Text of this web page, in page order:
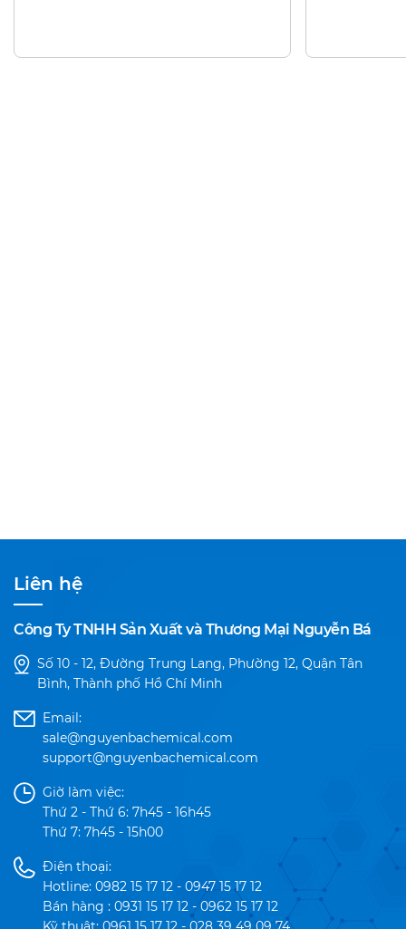
Liên hệ
Công Ty TNHH Sản Xuất và Thương Mại Nguyễn Bá
Số 10 - 12, Đường Trung Lang, Phường 12, Quận Tân
Bình, Thành phố Hồ Chí Minh
Email:
sale@nguyenbachemical.com
support@nguyenbachemical.com
Giờ làm việc:
Thứ 2 - Thứ 6: 7h45 - 16h45
Thứ 7: 7h45 - 15h00
Điện thoại:
Hotline: 0982 15 17 12 - 0947 15 17 12
Bán hàng : 0931 15 17 12 - 0962 15 17 12